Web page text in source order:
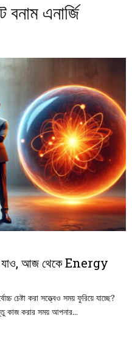
এনার্জি
আজ থেকে Energy
চেষ্টা করা সত্ত্বেও সময় ফুরিয়ে যাচ্ছে?
কাজ করার সময় আপনার...